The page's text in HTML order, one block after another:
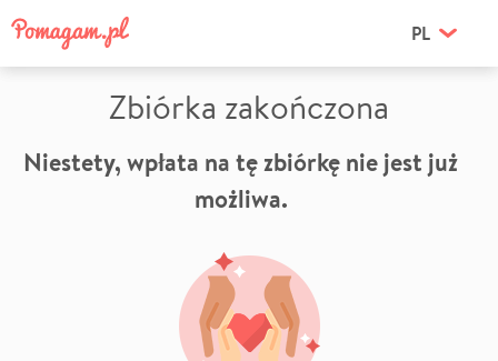
PL
Zbiórka zakończona
Niestety, wpłata na tę zbiórkę nie jest już
możliwa.